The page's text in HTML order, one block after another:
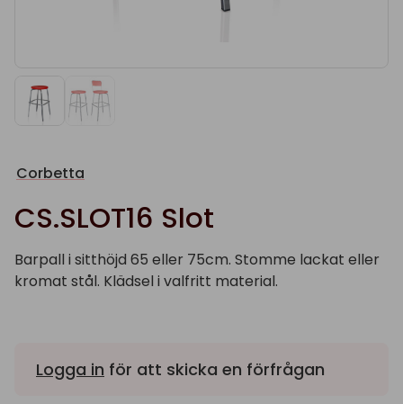
Corbetta
CS.SLOT16 Slot
Barpall i sitthöjd 65 eller 75cm. Stomme lackat eller
kromat stål. Klädsel i valfritt material.
Logga in för att skicka en förfrågan